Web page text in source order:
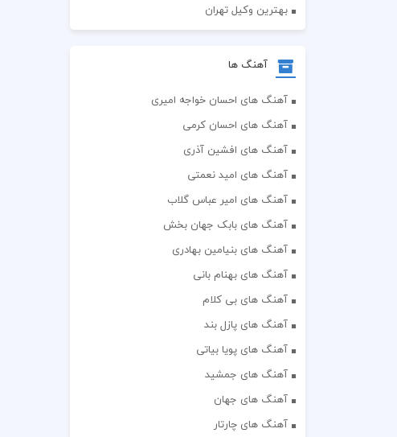
بهترین وکیل تهران
آهنگ ها
آهنگ های احسان خواجه امیری
آهنگ های احسان کرمی
آهنگ های افشین آذری
آهنگ های امید نعمتی
آهنگ های امیر عباس گلاب
آهنگ های بابک جهان بخش
آهنگ های بنیامین بهادری
آهنگ های بهنام بانی
آهنگ های بی کلام
آهنگ های پازل بند
آهنگ های پویا بیاتی
آهنگ های جمشید
آهنگ های جهان
آهنگ های چارتار